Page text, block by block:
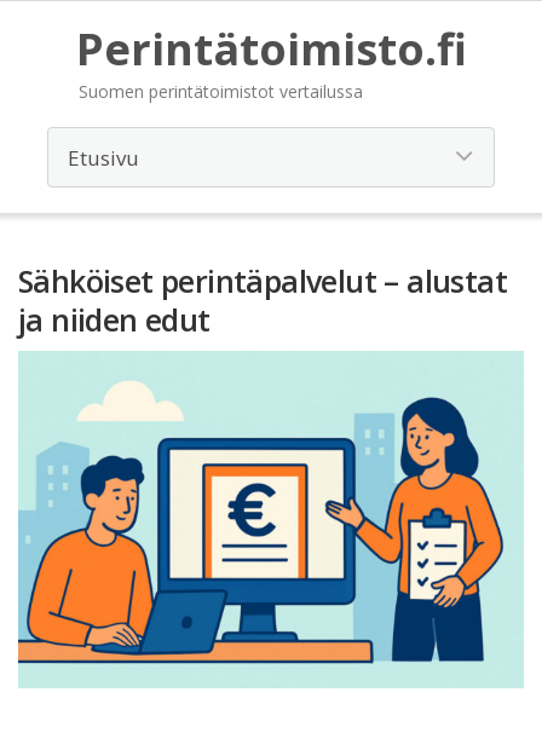
Perintätoimisto.fi
Suomen perintätoimistot vertailussa
Sähköiset perintäpalvelut – alustat
ja niiden edut